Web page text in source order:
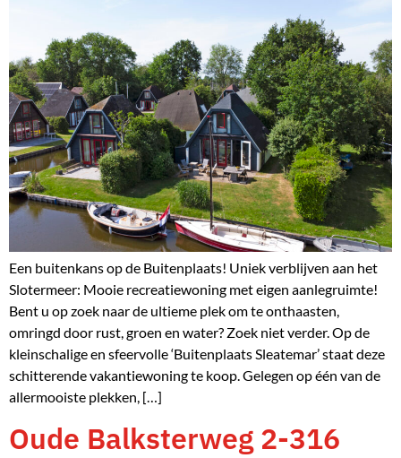
Een buitenkans op de Buitenplaats! Uniek verblijven aan het
Slotermeer: Mooie recreatiewoning met eigen aanlegruimte!
Bent u op zoek naar de ultieme plek om te onthaasten,
omringd door rust, groen en water? Zoek niet verder. Op de
kleinschalige en sfeervolle ‘Buitenplaats Sleatemar’ staat deze
schitterende vakantiewoning te koop. Gelegen op één van de
allermooiste plekken, […]
Oude Balksterweg 2-316